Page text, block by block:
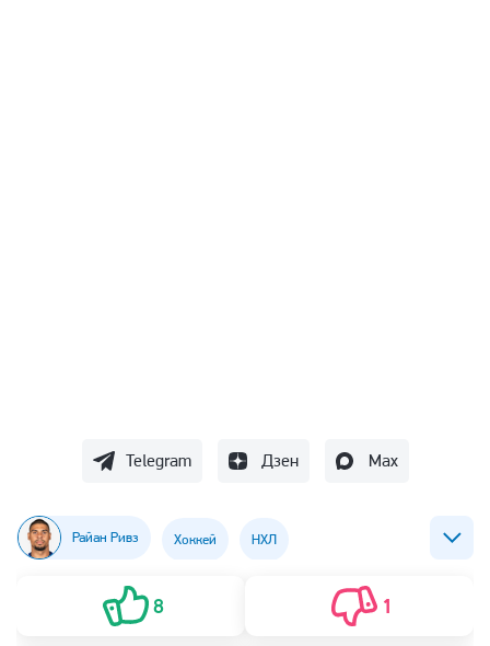
Telegram Дзен Max
Райан Ривз Хоккей НХЛ
ХК Сан-Хосе Шаркс 8 1